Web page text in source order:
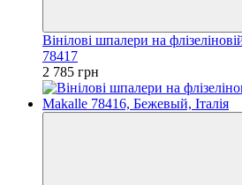
Вінілові шпалери на
78417
2 785 грн